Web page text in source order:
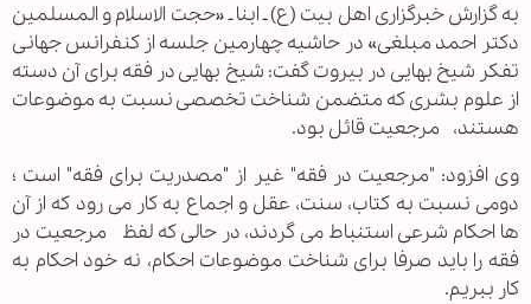
به گزارش خبرگزاری اهل بیت (ع) ـ ابنا ـ «حجت الاسلام و المسلمین
دکتر احمد مبلغی» در حاشیه چهارمین جلسه از کنفرانس جهانی
تفکر شیخ بهایی در بیروت گفت: شیخ بهایی در فقه برای آن دسته
از علوم بشری که متضمن شناخت تخصصی نسبت به موضوعات
هستند، مرجعیت قائل بود.
وی افزود: "مرجعیت در فقه" غیر از "مصدریت برای فقه" است ؛
دومی نسبت به کتاب، سنت، عقل و اجماع به کار می رود که از آن
ها احکام شرعی استنباط می گردند، در حالی که لفظ مرجعیت در
فقه را باید صرفا برای شناخت موضوعات احکام، نه خود احکام به
کار ببریم.